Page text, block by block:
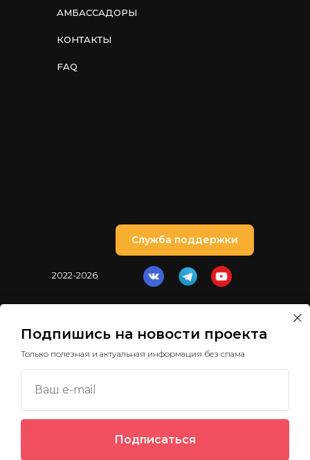
2022-2026
Служба поддержки
АМБАССАДОРЫ
FAQ
КОНТАКТЫ
Подпишись на новости проекта
Только полезная и актуальная информация без спама
Ваш e-mail
Подписаться